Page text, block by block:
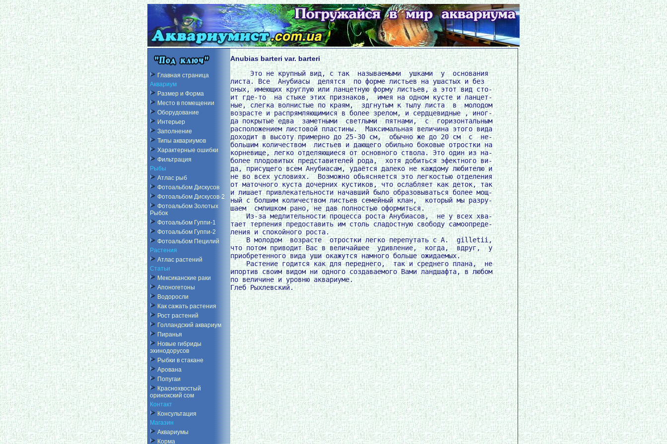
Главная страница
Аквариум
Размер и Форма
Место в помещении
Оборудование
Интерьер
Заполнение
Типы аквариумов
Характерные ошибки
Фильтрация
Рыбы
Атлас рыб
Фотоальбом Дискусов
Фотоальбом Дискусов-2
Фотоальбом Золотых
Рыбок
Фотоальбом Гуппи-1
Фотоальбом Гуппи-2
Фотоальбом Пецилий
Растения
Атлас растений
Статьи
Мексиканские раки
Апоногетоны
Водоросли
Как сажать растения
Рост растений
Голландский аквариум
Пиранья
Новые гибриды
эхинодорусов
Рыбки в стакане
Арована
Попугаи
Краснохвостый
оринокский сом
Контакт
Консультация
Магазин
Аквариумы
Корма
Anubias barteri var. barteri
     Это не крупный вид, с так  называемыми  ушками  у  основания
листа. Все  Анубиасы  делятся  по форме листьев на ушастых и без
оных, имеющих круглую или ланцетную форму листьев, а этот вид сто-
ит где-то  на стыке этих признаков,  имея на одном кусте и ланцет-
ные, слегка волнистые по краям,  здгнутым к тылу листа  в  молодом
возрасте и распрямляющимися в более зрелом, и сердцевидные , иног-
да покрытые едва  заметными  светлыми  пятнами,  с  горизонтальным
расположением листовой пластины.  Максимальная величина этого вида
доходит в высоту примерно до 25-30 см,  обычно же до 20 см  с  не-
большим количеством  листьев и дающего обильно боковые отростки на
корневище, легко отделяющиеся от основного ствола. Это один из на-
более плодовитых представителей рода,  хотя добиться эфектного ви-
да, присущего всем Анубиасам, удаётся далеко не каждому любителю и
не во всех условиях.  Возможно обьясняется это легкостью отделения
от маточного куста дочерних кустиков, что ослабляет как деток, так
и лишает привлекательности начавший было образовываться более мощ-
ный с болшим количеством листьев семейный клан,  который мы разру-
шаем  смлишком рано, не дав полностью оформиться.
    Из-за медлительности процесса роста Анубиасов,  не у всех хва-
тает терпения предоставить им столь сладостную свободу самоопреде-
ления и спокойного роста.
    В молодом  возрасте  отростки легко перепутать с А.  gilletii,
что потом приводит Вас в величайшее  удивление,  когда,  вдруг,  у
приобретенного вида уши окажутся намного больше ожидаемых.
    Растение годится как для переднего,  так и среднего плана,  не
ипортив своим видом ни одного создаваемого Вами ландшафта, в любом
по величине и уровню аквариуме.